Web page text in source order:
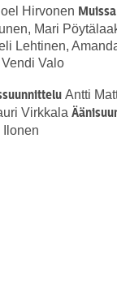
Hirvonen
Mari
Lehtinen,
Valo
Antti
Virkkala